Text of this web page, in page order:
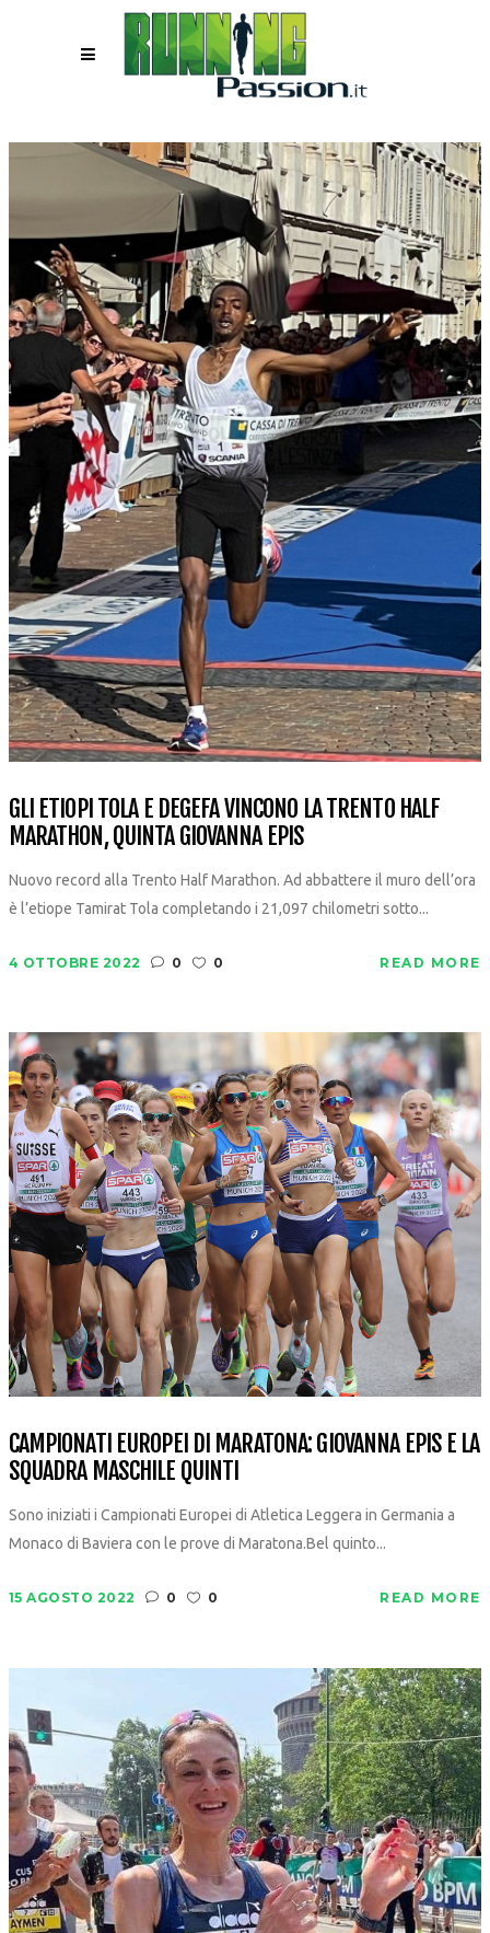
GLI ETIOPI TOLA E DEGEFA VINCONO LA TRENTO HALF
MARATHON, QUINTA GIOVANNA EPIS
Nuovo record alla Trento Half Marathon. Ad abbattere il muro dell’ora
è l’etiope Tamirat Tola completando i 21,097 chilometri sotto...
4 OTTOBRE 2022 0 0 READ MORE
CAMPIONATI EUROPEI DI MARATONA: GIOVANNA EPIS E LA
SQUADRA MASCHILE QUINTI
Sono iniziati i Campionati Europei di Atletica Leggera in Germania a
Monaco di Baviera con le prove di Maratona.Bel quinto...
15 AGOSTO 2022 0 0 READ MORE